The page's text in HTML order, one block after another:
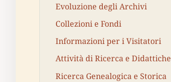
Evoluzione degli Archivi
Collezioni e Fondi
Informazioni per i Visitatori
Attività di Ricerca e Didattiche
Ricerca Genealogica e Storica